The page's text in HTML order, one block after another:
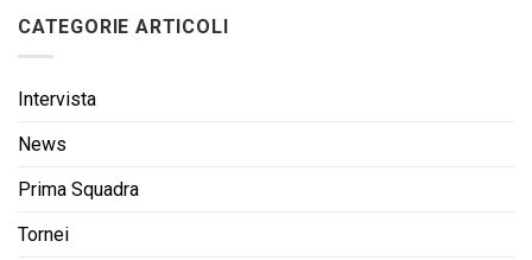
CATEGORIE ARTICOLI
Intervista
News
Prima Squadra
Tornei